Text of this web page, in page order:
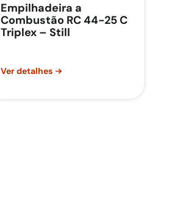
Empilhadeira a
Combustão RC 44-25 C
Triplex – Still
Ver detalhes